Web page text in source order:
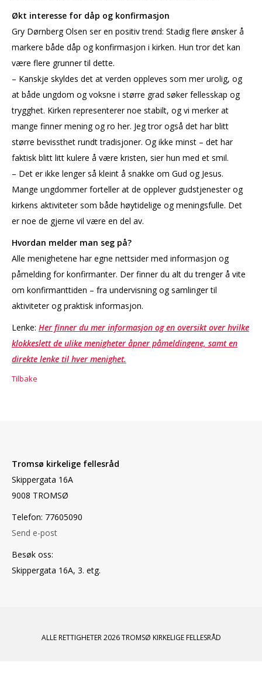
Økt interesse for dåp og konfirmasjon
Gry Dørnberg Olsen ser en positiv trend: Stadig flere ønsker å
markere både dåp og konfirmasjon i kirken. Hun tror det kan
være flere grunner til dette.
– Kanskje skyldes det at verden oppleves som mer urolig, og
at både ungdom og voksne i større grad søker fellesskap og
trygghet. Kirken representerer noe stabilt, og vi merker at
mange finner mening og ro her. Jeg tror også det har blitt
større bevissthet rundt tradisjoner. Og ikke minst – det har
faktisk blitt litt kulere å være kristen, sier hun med et smil.
– Det er ikke lenger så kleint å snakke om Gud og Jesus.
Mange ungdommer forteller at de opplever gudstjenester og
kirkens aktiviteter som både høytidelige og meningsfulle. Det
er noe de gjerne vil være en del av.
Hvordan melder man seg på?
Alle menighetene har egne nettsider med informasjon og
påmelding for konfirmanter. Der finner du alt du trenger å vite
om konfirmanttiden – fra undervisning og samlinger til
aktiviteter og praktisk informasjon.
Lenke: Her finner du mer informasjon og en oversikt over hvilke
klokkeslett de ulike menigheter åpner påmeldingene, samt en
direkte lenke til hver menighet.
Tilbake
Tromsø kirkelige fellesråd
Skippergata 16A
9008 TROMSØ
Telefon: 77605090
Send e-post
Besøk oss:
Skippergata 16A, 3. etg.
ALLE RETTIGHETER 2026 TROMSØ KIRKELIGE FELLESRÅD